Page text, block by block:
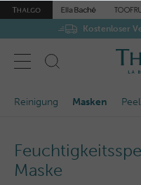
Kostenloser
Reinigung Masken
Maske